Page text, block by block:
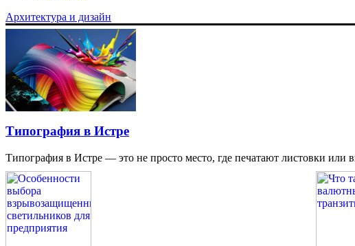
Архитектура и дизайн
Типография в Истре
Типография в Истре — это не просто место, где печатают листовки или